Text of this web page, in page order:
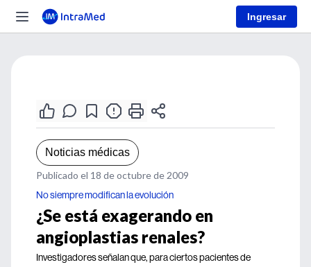
Ingresar
Noticias médicas
Publicado el 18 de octubre de 2009
No siempre modifican la evolución
¿Se está exagerando en
angioplastias renales?
Investigadores señalan que, para ciertos pacientes de